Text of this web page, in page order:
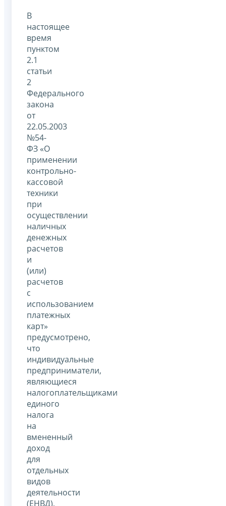
В
настоящее
время
пунктом
2.1
статьи
2
Федерального
закона
от
22.05.2003
№54-
ФЗ «О
применении
контрольно-
кассовой
техники
при
осуществлении
наличных
денежных
расчетов
и
(или)
расчетов
с
использованием
платежных
карт»
предусмотрено,
что
индивидуальные
предприниматели,
являющиеся
налогоплательщиками
единого
налога
на
вмененный
доход
для
отдельных
видов
деятельности
(ЕНВД),